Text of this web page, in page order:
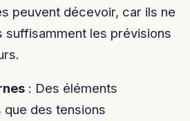
peuvent décevoir, car ils ne
suffisamment les prévisions
: Des éléments
des tensions